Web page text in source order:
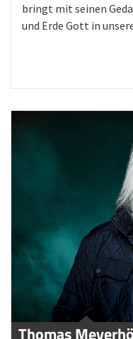
bringt mit seinen
und Erde Gott in
Thomas